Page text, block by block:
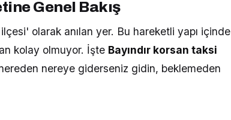
Genel Bakış
olarak anılan yer. Bu hareketli yapı içinde
kolay olmuyor. İşte Bayındır korsan taksi
nereye giderseniz gidin, beklemeden